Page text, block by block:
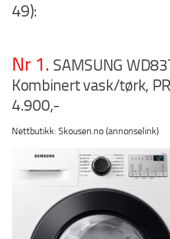
49):
Nr 1. SAMSUNG
Kombinert vask/tørk,
4.900,-
Nettbutikk: Skousen.no (annonselink)